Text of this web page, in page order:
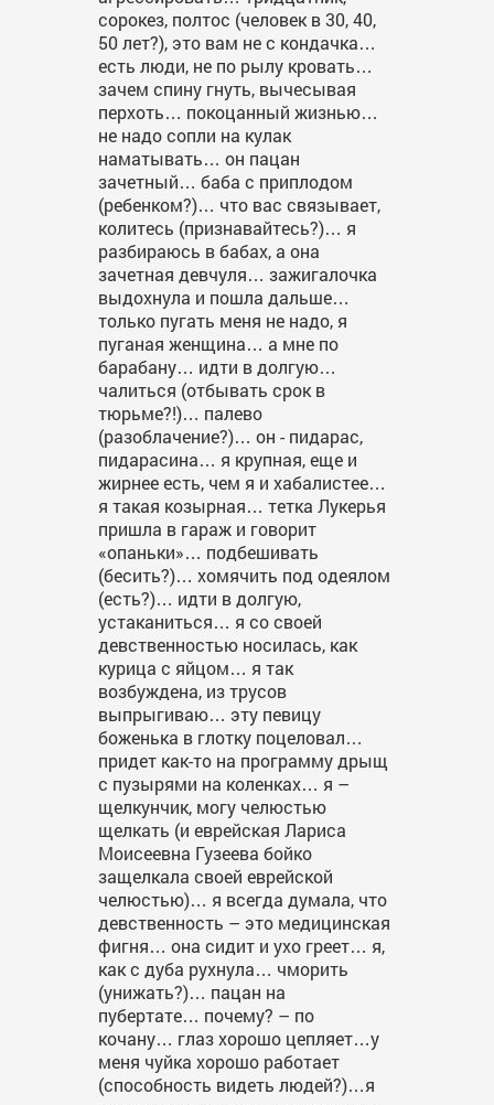
сорокез, полтос (человек в 30, 40,
50 лет?), это вам не с кондачка…
есть люди, не по рылу кровать…
зачем спину гнуть, вычесывая
перхоть… покоцанный жизнью…
не надо сопли на кулак
наматывать… он пацан
зачетный… баба с приплодом
(ребенком?)… что вас связывает,
колитесь (признавайтесь?)… я
разбираюсь в бабах, а она
зачетная девчуля… зажигалочка
выдохнула и пошла дальше…
только пугать меня не надо, я
пуганая женщина… а мне по
барабану… идти в долгую…
чалиться (отбывать срок в
тюрьме?!)… палево
(разоблачение?)… он - пидарас,
пидарасина… я крупная, еще и
жирнее есть, чем я и хабалистее…
я такая козырная… тетка Лукерья
пришла в гараж и говорит
«опаньки»… подбешивать
(бесить?)… хомячить под одеялом
(есть?)… идти в долгую,
устаканиться… я со своей
девственностью носилась, как
курица с яйцом… я так
возбуждена, из трусов
выпрыгиваю… эту певицу
боженька в глотку поцеловал…
придет как-то на программу дрыщ
с пузырями на коленках… я –
щелкунчик, могу челюстью
щелкать (и еврейская Лариса
Моисеевна Гузеева бойко
защелкала своей еврейской
челюстью)… я всегда думала, что
девственность – это медицинская
фигня… она сидит и ухо греет… я,
как с дуба рухнула… чморить
(унижать?)… пацан на
пубертате… почему? – по
кочану… глаз хорошо цепляет…у
меня чуйка хорошо работает
(способность видеть людей?)…я